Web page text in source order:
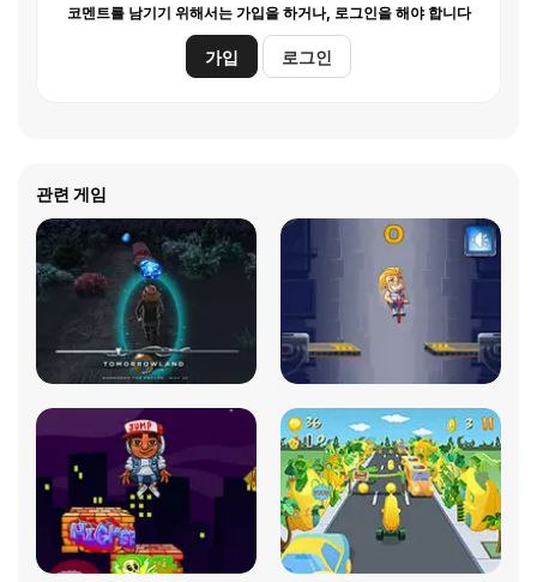
코멘트를 남기기 위해서는 가입을 하거나, 로그인을 해야 합니다
가입 로그인
관련 게임